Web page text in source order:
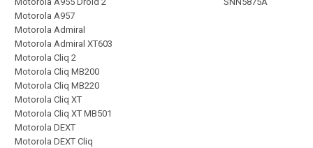
Motorola A957
Motorola Admiral
Motorola Admiral XT603
Motorola Cliq 2
Motorola Cliq MB200
Motorola Cliq MB220
Motorola Cliq XT
Motorola Cliq XT MB501
Motorola DEXT
Motorola DEXT Cliq